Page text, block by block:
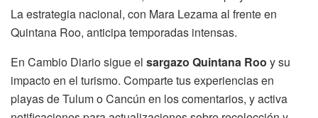
La estrategia nacional, con Mara Lezama al frente en
Quintana Roo, anticipa temporadas intensas.
En Cambio Diario sigue el sargazo Quintana Roo y su
impacto en el turismo. Comparte tus experiencias en
playas de Tulum o Cancún en los comentarios, y activa